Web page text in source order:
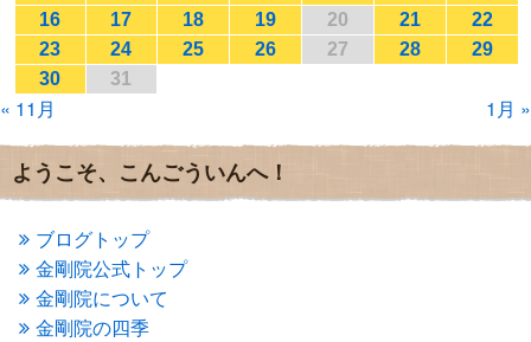
2017年1月(2)
2016年12月(4)
2016年11月(3)
2016年10月(1)
2016年9月
2016年6月
(2)
2016年5月(3)
2016年4月
(4)
2016年3月(4)
2016年2月(5)
2016年1月(3)
2015年12月(6)
16 17 18 19 20 21
22
23
24 25 26 27 28
29
30
31
« 11月 1月 »
ようこそ、こんごういんへ！
ブログトップ
金剛院公式トップ
金剛院について
金剛院の四季